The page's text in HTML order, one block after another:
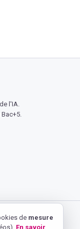
l'IA.
de mesure
En savoir